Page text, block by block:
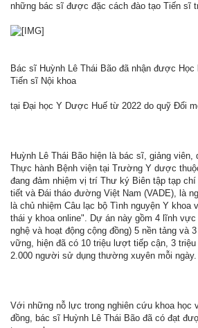
những bác sĩ được đặc cách đào tạo Tiến sĩ
Bác sĩ Huỳnh Lê Thái Bão đã nhận được Học
Tiến sĩ Nội khoa
tại Đại học Y Dược Huế từ 2022 do quỹ Đổi
Huỳnh Lê Thái Bão hiện là bác sĩ, giảng
Thực hành Bệnh viện tại Trường Y dược
đang đảm nhiệm vị trí Thư ký Biên tập tạp chí
tiết và Đái tháo đường Việt Nam (VADE), là
là chủ nhiệm Câu lạc bộ Tình nguyện Y
thái y khoa online". Dự án này gồm 4 lĩnh
nghệ và hoạt động cộng đồng) 5 nền tảng và
vững, hiện đã có 10 triệu lượt tiếp cận, 3
2.000 người sử dụng thường xuyên mỗi ngày.
Với những nỗ lực trong nghiên cứu khoa học
đồng, bác sĩ Huỳnh Lê Thái Bão đã có đạt